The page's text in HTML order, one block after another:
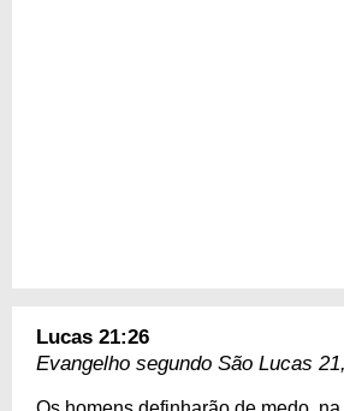
Lucas 21:26
Evangelho segundo São Lucas